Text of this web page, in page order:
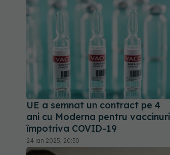
UE a semnat un contract pe 4
ani cu Moderna pentru vaccinuri
împotriva COVID-19
24 ian 2025, 20:30